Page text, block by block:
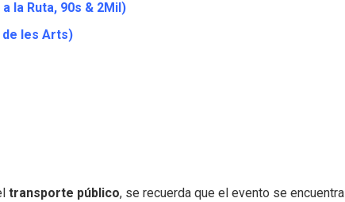
la Ruta, 90s & 2Mil)
de les Arts)
transporte público, se recuerda que el evento se encuentra